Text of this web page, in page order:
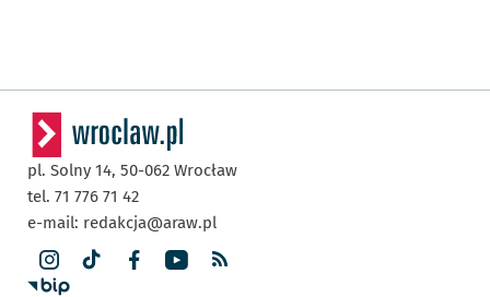
pl. Solny 14, 50-062 Wrocław
tel. 71 776 71 42
e-mail: redakcja@araw.pl